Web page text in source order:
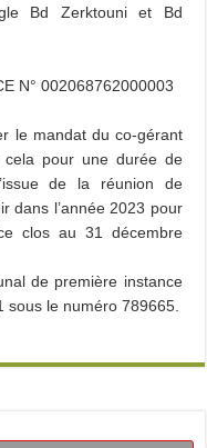
Bd Zerktouni et Bd
N° 002068762000003
le mandat du co-gérant
cela pour une durée de
de la réunion de
dans l’année 2023 pour
clos au 31 décembre
de première instance
le numéro 789665.